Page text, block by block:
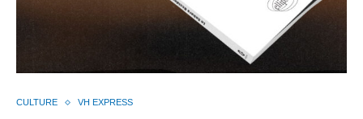
CULTURE VH EXPRESS